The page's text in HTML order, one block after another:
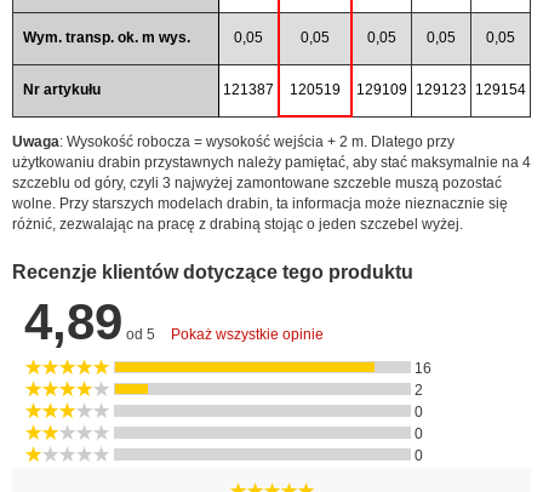
Wym. transp. ok. m wys. 0,05 0,05 0,05 0,05 0,05
Nr artykułu 121387 120519 129109 129123 129154
Uwaga: Wysokość robocza = wysokość wejścia + 2 m. Dlatego przy
użytkowaniu drabin przystawnych należy pamiętać, aby stać maksymalnie na 4
szczeblu od góry, czyli 3 najwyżej zamontowane szczeble muszą pozostać
wolne. Przy starszych modelach drabin, ta informacja może nieznacznie się
różnić, zezwalając na pracę z drabiną stojąc o jeden szczebel wyżej.
Recenzje klientów dotyczące tego produktu
4,89 od 5 Pokaż wszystkie opinie
16
2
0
0
0